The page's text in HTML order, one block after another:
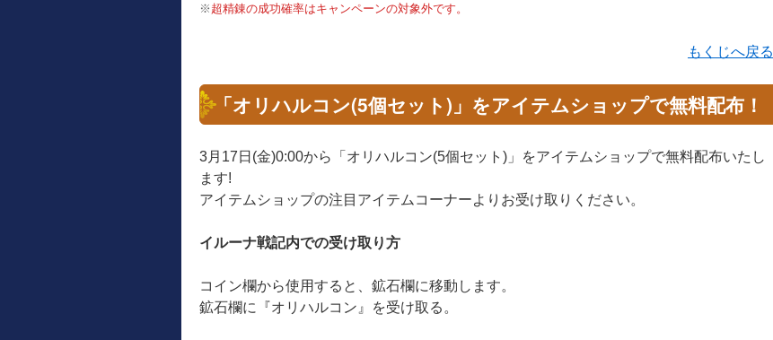
※ 超精錬の成功確率はキャンペーンの対象外です。
もくじへ戻る
「オリハルコン(5個セット)」をアイテムショップで無料配布！
3月17日(金)0:00から「オリハルコン(5個セット)」をアイテムショップで無料配布いたし
ます!
アイテムショップの注目アイテムコーナーよりお受け取りください。
イルーナ戦記内での受け取り方
コイン欄から使用すると、鉱石欄に移動します。
鉱石欄に『オリハルコン』を受け取る。